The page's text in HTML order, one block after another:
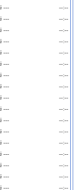
---
--:--
---
--:--
---
--:--
---
--:--
---
--:--
---
--:--
---
--:--
---
--:--
---
--:--
---
--:--
---
--:--
---
--:--
---
--:--
---
--:--
---
--:--
---
--:--
--- --:--